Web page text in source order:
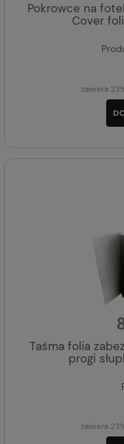
Pokrowce na
Cover
zawiera
Taśma folia
progi
zawiera